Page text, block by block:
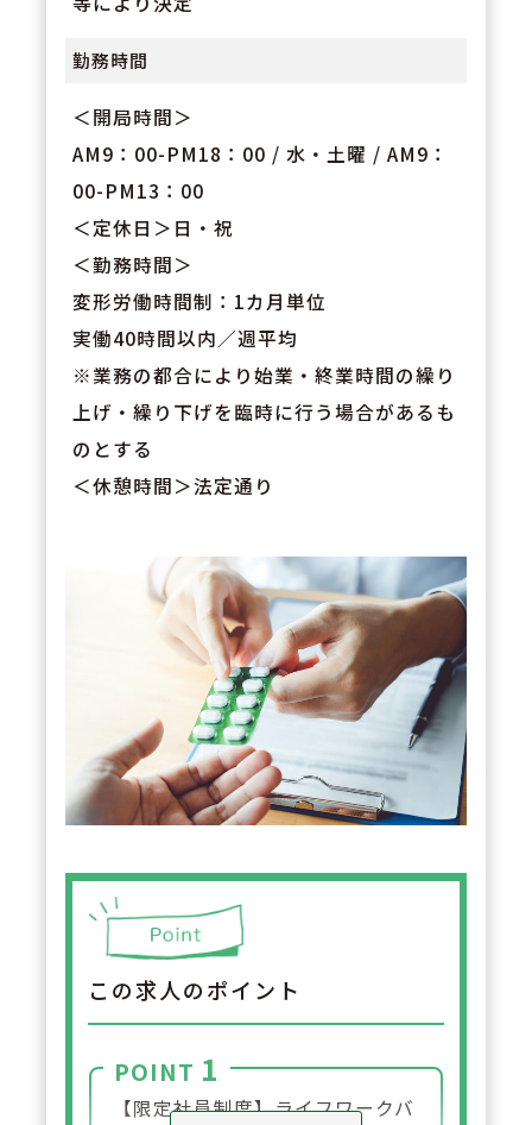
勤務時間
＜開局時間＞
AM9：00-PM18：00 / 水・土曜 / AM9：
00-PM13：00
＜定休日＞日・祝
＜勤務時間＞
変形労働時間制：1カ月単位
実働40時間以内／週平均
※業務の都合により始業・終業時間の繰り
上げ・繰り下げを臨時に行う場合があるも
のとする
＜休憩時間＞法定通り
この求人のポイント
POINT 1
【限定社員制度】ライフワークバ